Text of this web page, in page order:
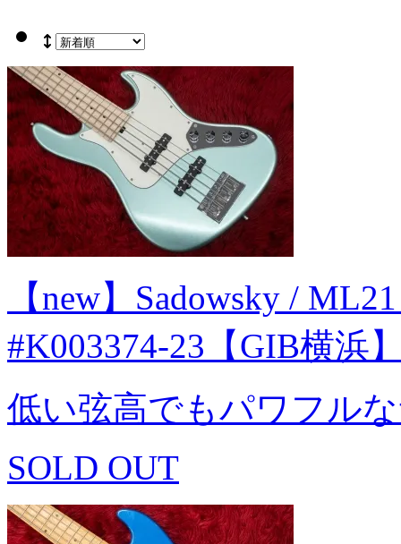
【new】Sadowsky /
#K003374-23【GIB横浜
低い弦高でもパワフル
SOLD OUT